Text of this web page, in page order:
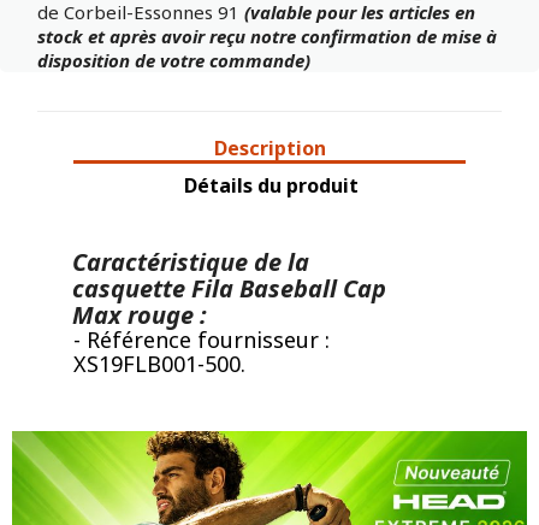
de Corbeil-Essonnes 91 (valable pour les articles en
stock et après avoir reçu notre confirmation de mise à
disposition de votre commande)
Description
Détails du produit
Caractéristique de la
casquette Fila Baseball Cap
Max rouge :
- Référence fournisseur :
XS19FLB001-500.